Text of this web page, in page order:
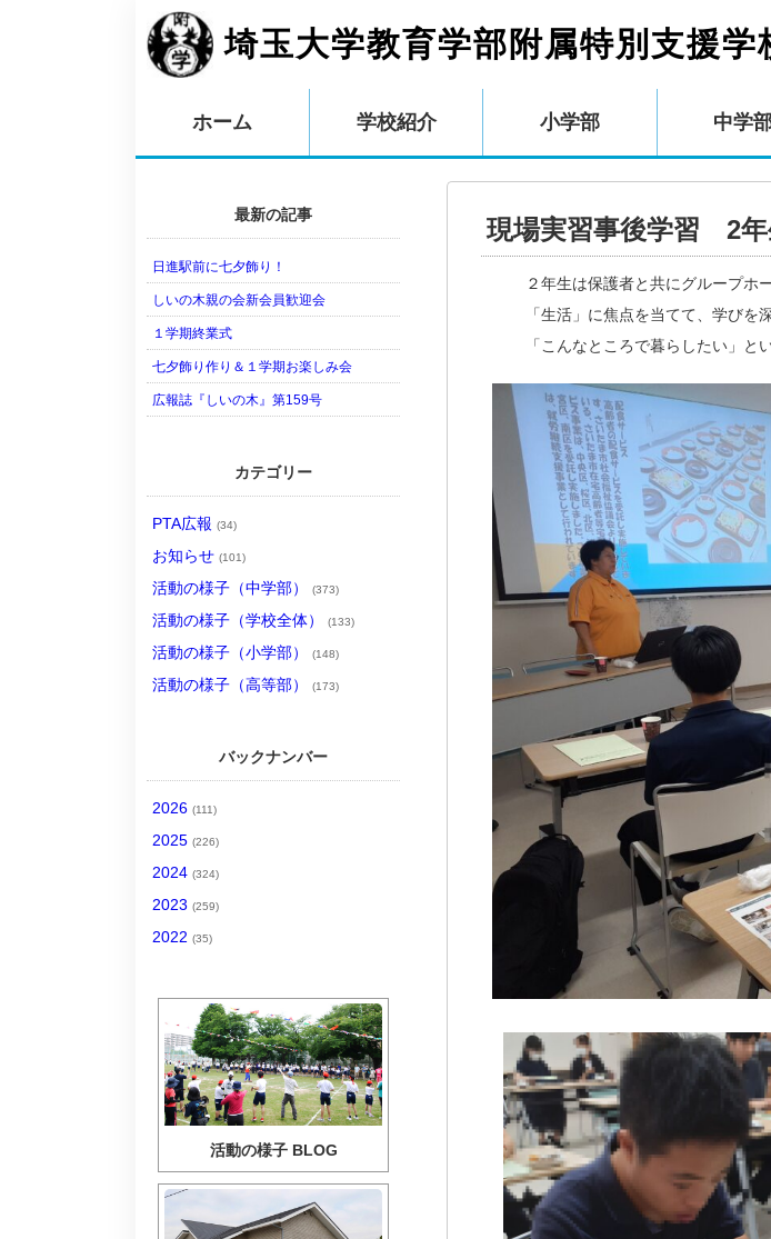
埼玉大学教育学部附属特別支援学
ホーム 学校紹介 小学部 中学
現場実習事後学習 2
２年生は保護者と共にグループホ
「生活」に焦点を当てて、学びを
「こんなところで暮らしたい」と
最新の記事
日進駅前に七夕飾り！
しいの木親の会新会員歓迎会
１学期終業式
七夕飾り作り＆１学期お楽しみ会
広報誌『しいの木』第159号
カテゴリー
PTA広報 (34)
お知らせ (101)
活動の様子（中学部） (373)
活動の様子（学校全体） (133)
活動の様子（小学部） (148)
活動の様子（高等部） (173)
バックナンバー
2026 (111)
2025 (226)
2024 (324)
2023 (259)
2022 (35)
活動の様子 BLOG